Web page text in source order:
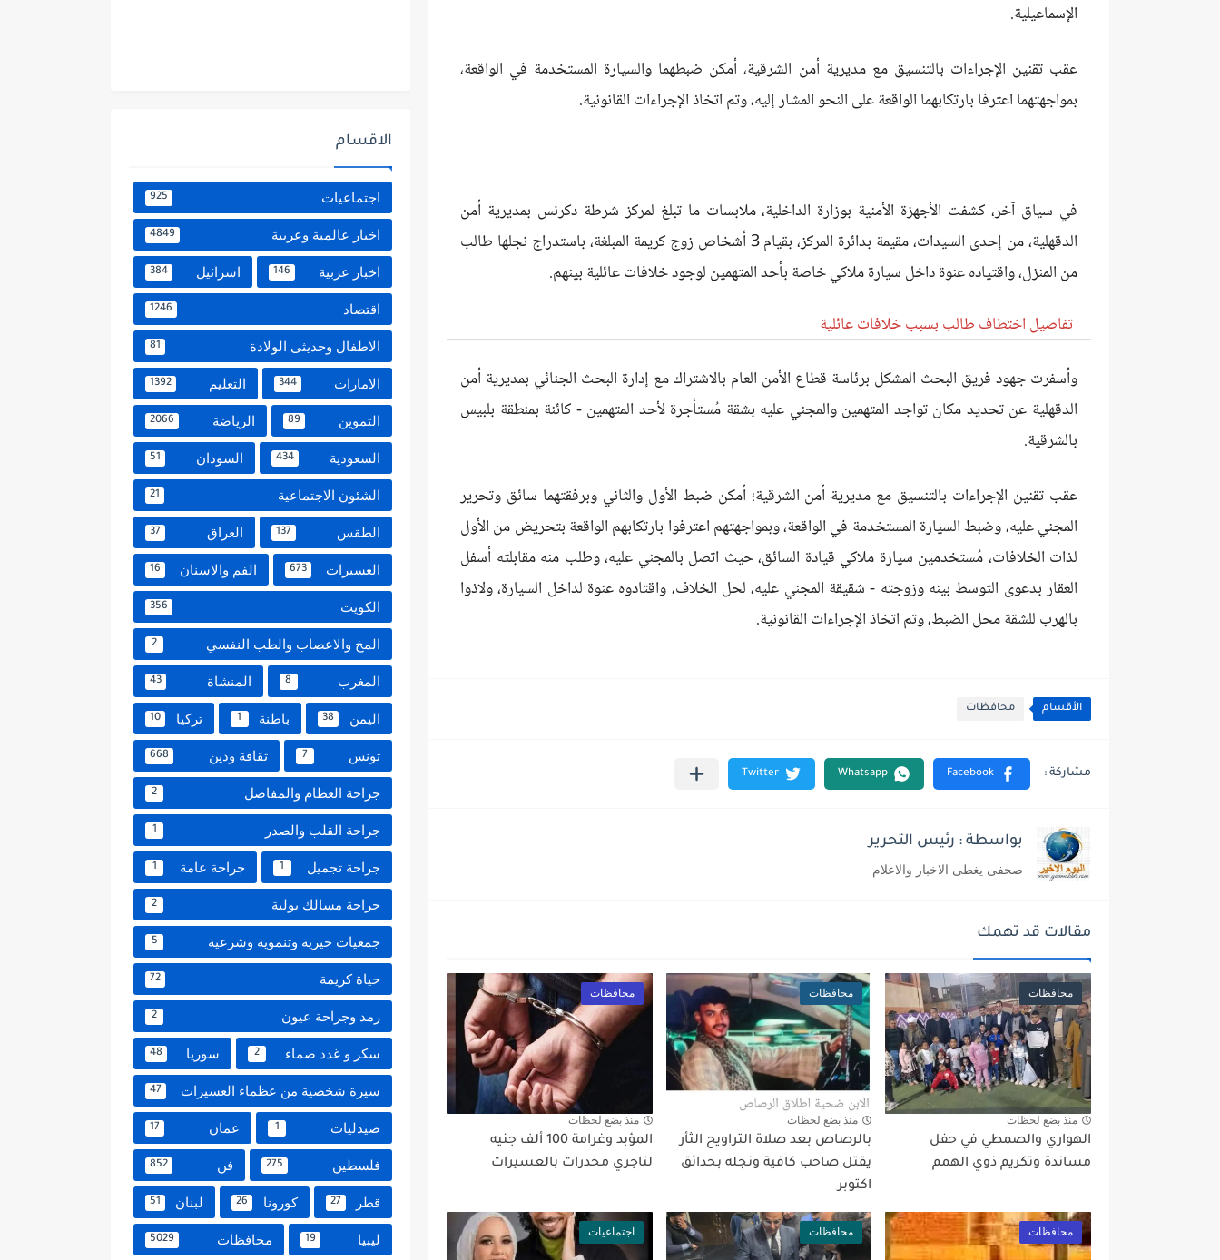
الإسماعيلية.
عقب تقنين الإجراءات بالتنسيق مع مديرية أمن الشرقية، أمكن ضبطهما والسيارة المستخدمة في الواقعة،
بمواجهتهما اعترفا بارتكابهما الواقعة على النحو المشار إليه، وتم اتخاذ الإجراءات القانونية.
في سياق آخر، كشفت الأجهزة الأمنية بوزارة الداخلية، ملابسات ما تبلغ لمركز شرطة دكرنس بمديرية أمن
الدقهلية، من إحدى السيدات، مقيمة بدائرة المركز، بقيام 3 أشخاص زوج كريمة المبلغة، باستدراج نجلها طالب
من المنزل، واقتياده عنوة داخل سيارة ملاكي خاصة بأحد المتهمين لوجود خلافات عائلية بينهم.
تفاصيل اختطاف طالب بسبب خلافات عائلية
وأسفرت جهود فريق البحث المشكل برئاسة قطاع الأمن العام بالاشتراك مع إدارة البحث الجنائي بمديرية أمن
الدقهلية عن تحديد مكان تواجد المتهمين والمجني عليه بشقة مُستأجرة لأحد المتهمين - كائنة بمنطقة بلبيس
بالشرقية.
عقب تقنين الإجراءات بالتنسيق مع مديرية أمن الشرقية؛ أمكن ضبط الأول والثاني وبرفقتهما سائق وتحرير
المجني عليه، وضبط السيارة المستخدمة في الواقعة، وبمواجهتهم اعترفوا بارتكابهم الواقعة بتحريض من الأول
لذات الخلافات، مُستخدمين سيارة ملاكي قيادة السائق، حيث اتصل بالمجني عليه، وطلب منه مقابلته أسفل
العقار بدعوى التوسط بينه وزوجته - شقيقة المجني عليه، لحل الخلاف، واقتادوه عنوة لداخل السيارة، ولاذوا
بالهرب للشقة محل الضبط، وتم اتخاذ الإجراءات القانونية.
الأقسام محافظات
بواسطة : رئيس التحرير
صحفى يغطى الاخبار والاعلام
مقالات قد تهمك
محافظات
منذ بضع لحظات
الهواري والصمطي في حفل
مساندة وتكريم ذوي الهمم
محافظات
منذ بضع لحظات
بالرصاص بعد صلاة التراويح الثأر
يقتل صاحب كافية ونجله بحدائق
اكتوبر
محافظات
منذ بضع لحظات
المؤبد وغرامة 100 ألف جنيه
لتاجري مخدرات بالعسيرات
محافظات محافظات اجتماعيات
الاقسام
اجتماعيات 925
اخبار عالمية وعربية 4849
اخبار عربية 146 اسرائيل 384
اقتصاد 1246
الاطفال وحديثى الولادة 81
الامارات 344 التعليم 1392
التموين 89 الرياضة 2066
السعودية 434 السودان 51
الشئون الاجتماعية 21
الطقس 137 العراق 37
العسيرات 673 الفم والاسنان 16
الكويت 356
المخ والاعصاب والطب النفسي 2
المغرب 8 المنشاة 43
اليمن 38 باطنة 1 تركيا 10
تونس 7 ثقافة ودين 668
جراحة العظام والمفاصل 2
جراحة القلب والصدر 1
جراحة تجميل 1 جراحة عامة 1
جراحة مسالك بولية 2
جمعيات خيرية وتنموية وشرعية 5
حياة كريمة 72
رمد وجراحة عيون 2
سكر و غدد صماء 2 سوريا 48
سيرة شخصية من عظماء العسيرات 47
صيدليات 1 عمان 17
فلسطين 275 فن 852
قطر 27 كورونا 26 لبنان 51
ليبيا 19 محافظات 5029